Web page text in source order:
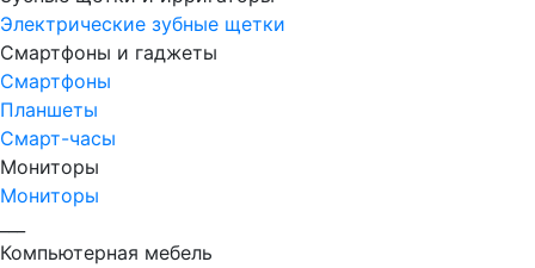
Электрические зубные щетки
Смартфоны и гаджеты
Смартфоны
Планшеты
Смарт-часы
Мониторы
Мониторы
Компьютерная мебель